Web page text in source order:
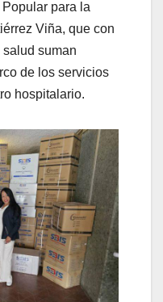
para la
Viña, que con
suman
de los servicios
hospitalario.